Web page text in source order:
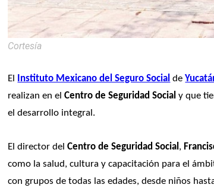
Cortesía
El Instituto Mexicano del Seguro Social de
realizan en el Centro de Seguridad Social y que
el desarrollo integral.
El director del Centro de Seguridad Social ,
como la salud, cultura y capacitación para el
con grupos de todas las edades, desde niños